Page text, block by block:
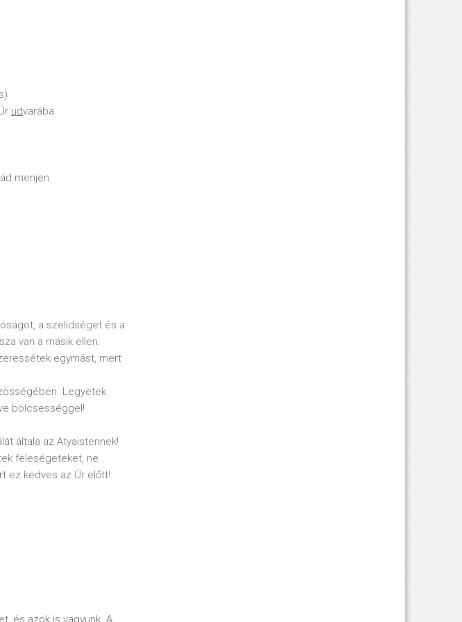
udvarába.
menjen.
a szelídséget és a
van a másik ellen.
egymást, mert
Legyetek
bölcsességgel!
általa az Atyaistennek!
feleségeteket, ne
ez kedves az Úr előtt!
és azok is vagyunk. A